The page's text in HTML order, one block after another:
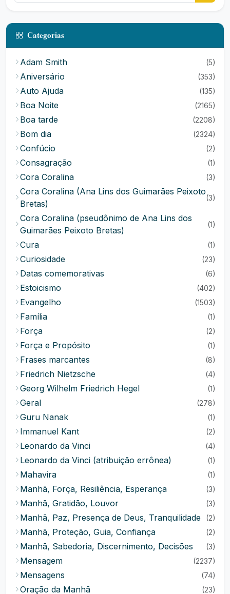
Categorias
Adam Smith (5)
Aniversário (353)
Auto Ajuda (135)
Boa Noite (2165)
Boa tarde (2208)
Bom dia (2324)
Confúcio (2)
Consagração (1)
Cora Coralina (3)
Cora Coralina (Ana Lins dos Guimarães Peixoto
Bretas)
(3)
Cora Coralina (pseudônimo de Ana Lins dos
Guimarães Peixoto Bretas)
(1)
Cura (1)
Curiosidade (23)
Datas comemorativas (6)
Estoicismo (402)
Evangelho (1503)
Família (1)
Força (2)
Força e Propósito (1)
Frases marcantes (8)
Friedrich Nietzsche (4)
Georg Wilhelm Friedrich Hegel (1)
Geral (278)
Guru Nanak (1)
Immanuel Kant (2)
Leonardo da Vinci (4)
Leonardo da Vinci (atribuição errônea) (1)
Mahavira (1)
Manhã, Força, Resiliência, Esperança (3)
Manhã, Gratidão, Louvor (3)
Manhã, Paz, Presença de Deus, Tranquilidade (2)
Manhã, Proteção, Guia, Confiança (2)
Manhã, Sabedoria, Discernimento, Decisões (3)
Mensagem (2237)
Mensagens (74)
Oração da Manhã (23)